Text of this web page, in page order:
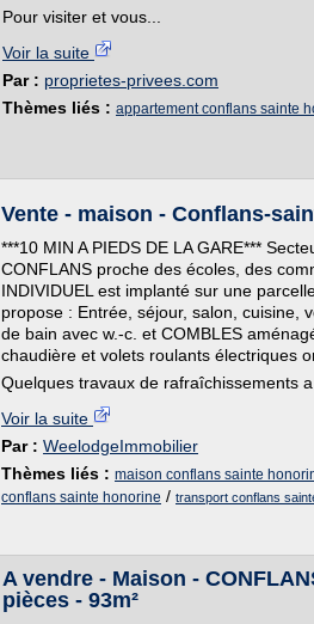
Pour visiter et vous...
Voir la suite
Par : proprietes-privees.com
Thèmes liés : appartement conflans sainte
Vente - maison - Conflans-
***10 MIN A PIEDS DE LA GARE***
CONFLANS proche des écoles, des
INDIVIDUEL est implanté sur une
propose : Entrée, séjour, salon, cuisine,
de bain avec w.-c. et COMBLES
chaudière et volets roulants électriques
Quelques travaux de rafraîchissements a
Voir la suite
Par : WeelodgeImmobilier
Thèmes liés : maison conflans sainte
conflans sainte honorine / transport conflans
A vendre - Maison -
pièces - 93m²